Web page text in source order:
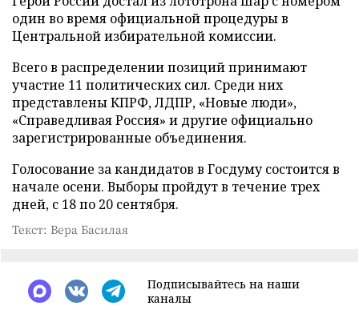
один во время официальной процедуры в
Центральной избирательной комиссии.
Всего в распределении позиций принимают
участие 11 политических сил. Среди них
представлены КПРФ, ЛДПР, «Новые люди»,
«Справедливая Россия» и другие официально
зарегистрированные объединения.
Голосование за кандидатов в Госдуму состоится в
начале осени. Выборы пройдут в течение трех
дней, с 18 по 20 сентября.
Текст: Вера Басилая
Подписывайтесь на наши
каналы